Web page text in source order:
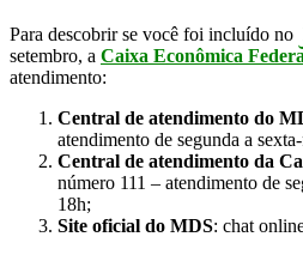
Para descobrir se você foi incluído no
setembro, a Caixa Econômica
atendimento:
Central de atendimento do
atendimento de segunda a
Central de atendimento da
número 111 – atendimento de
18h;
Site oficial do MDS: chat